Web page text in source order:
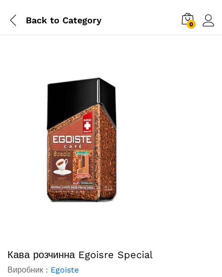
Back to Category 0
Кава розчинна Egoisre Special
Виробник : Egoiste